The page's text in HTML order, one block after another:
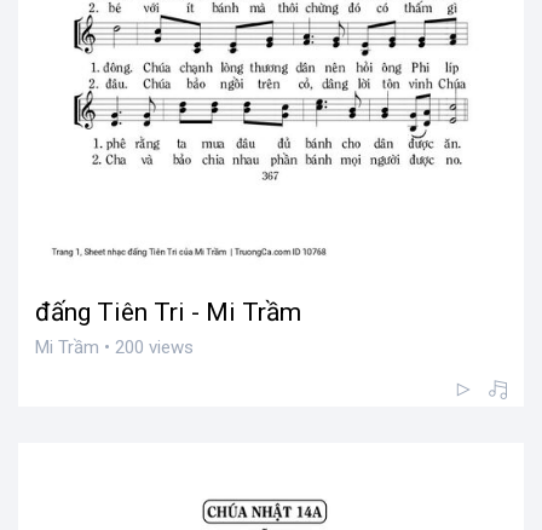
đấng Tiên Tri - Mi Trầm
Mi Trầm • 200 views